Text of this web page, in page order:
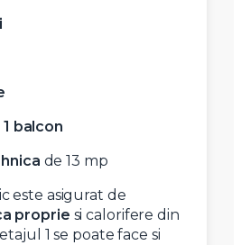
1 balcon
de 13 mp
este asigurat de
proprie si calorifere din
1 se poate face si